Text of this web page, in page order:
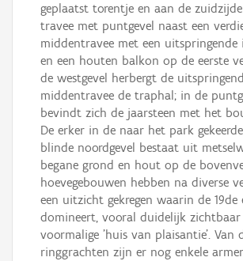
geplaatst torentje en aan de
travee met puntgevel naast een
middentravee met een uitspringende
en een houten balkon op de eerste
de westgevel herbergt de
middentravee de traphal; in de
bevindt zich de jaarsteen met het
De erker in de naar het park
blinde noordgevel bestaat uit
begane grond en hout op de
hoevegebouwen hebben na diverse
een uitzicht gekregen waarin de 19de
domineert, vooral duidelijk
voormalige 'huis van plaisantie'. Van
ringgrachten zijn er nog enkele